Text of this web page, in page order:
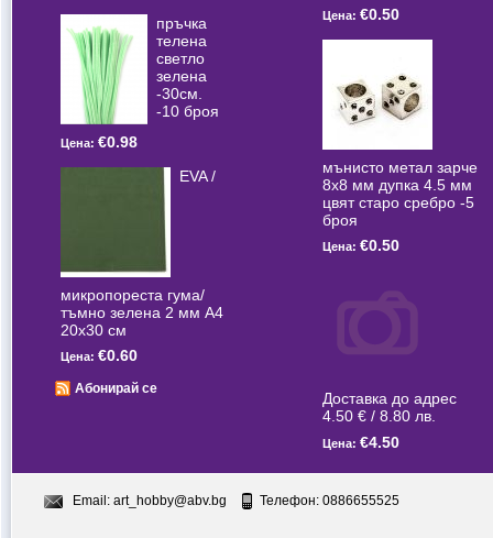
пръчка
телена
светлo
зелена
-30см.
-10 броя
Цена: €0.98
EVA /
микропореста гума/
тъмно зелена 2 мм А4
20x30 см
Цена: €0.60
Абонирай се
Цена: €0.50
мънисто метал зарче
8x8 мм дупка 4.5 мм
цвят старо сребро -5
броя
Цена: €0.50
Доставка до адрес
4.50 € / 8.80 лв.
Цена: €4.50
Email: art_hobby@abv.bg Телефон: 0886655525